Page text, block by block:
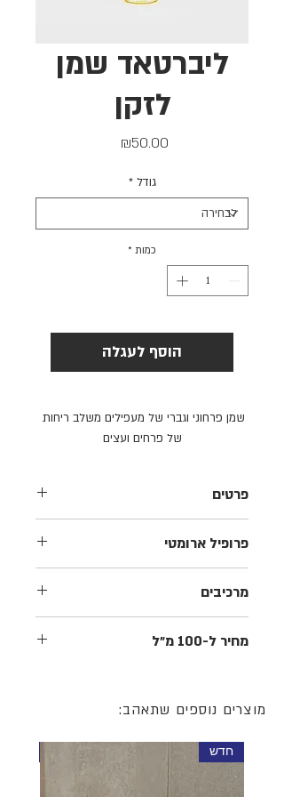
ליברטאד שמן
לזקן
₪50.00
גודל *
כמות *
הוסף לעגלה
של פרחים ועצים
פרטים
וגירודים ומחזק את סיב השערה.
פרופיל ארומטי
מרכיבים
לוונדר, יסמין, אשוח סיבירי ונרולי.
מחיר ל-100 מ״ל
מוצרים נוספים שתאהב:
חדש